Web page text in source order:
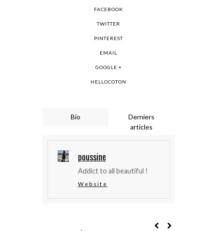
FACEBOOK
TWITTER
PINTEREST
EMAIL
GOOGLE +
HELLOCOTON
Bio
Derniers
articles
poussine
Addict to all beautiful !
Website